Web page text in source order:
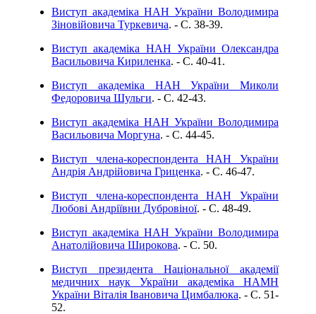
Виступ академіка НАН України Володимира
Зіновійовича Туркевича. - C. 38-39.
Виступ академіка НАН України Олександра
Васильовича Кириленка. - C. 40-41.
Виступ академіка НАН України Миколи
Федоровича Шульги. - C. 42-43.
Виступ академіка НАН України Володимира
Васильовича Моргуна. - C. 44-45.
Виступ члена-кореспондента НАН України
Андрія Андрійовича Гриценка. - C. 46-47.
Виступ члена-кореспондента НАН України
Любові Андріївни Дубровіної. - C. 48-49.
Виступ академіка НАН України Володимира
Анатолійовича Широкова. - C. 50.
Виступ президента Національної академії
медичних наук України академіка НАМН
України Віталія Івановича Цимбалюка. - C. 51-
52.